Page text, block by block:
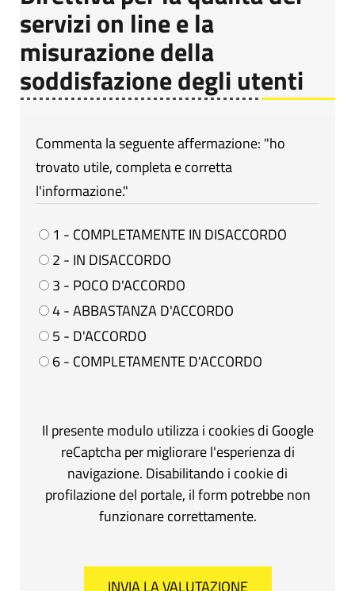
servizi on line e la
misurazione della
soddisfazione degli utenti
Commenta la seguente affermazione: "ho
trovato utile, completa e corretta
l'informazione."
1 - COMPLETAMENTE IN DISACCORDO
2 - IN DISACCORDO
3 - POCO D'ACCORDO
4 - ABBASTANZA D'ACCORDO
5 - D'ACCORDO
6 - COMPLETAMENTE D'ACCORDO
Il presente modulo utilizza i cookies di Google
reCaptcha per migliorare l'esperienza di
navigazione. Disabilitando i cookie di
profilazione del portale, il form potrebbe non
funzionare correttamente.